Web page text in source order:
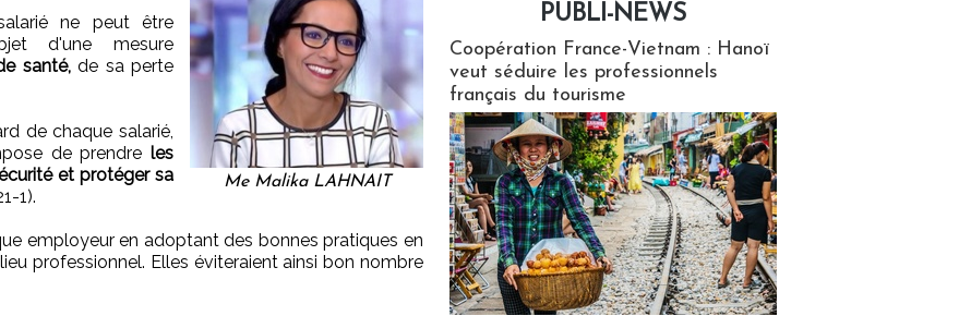
Me Malika LAHNAIT
ne peut être
d'une mesure
santé,de sa perte
de chaque salarié,
de prendreles
et protéger sa
1).
employeur en adoptant des bonnes pratiques en
professionnel. Elles éviteraient ainsi bon nombre
PUBLI-NEWS
Coopération France-Vietnam : Hanoï
veut séduire les professionnels
français du tourisme